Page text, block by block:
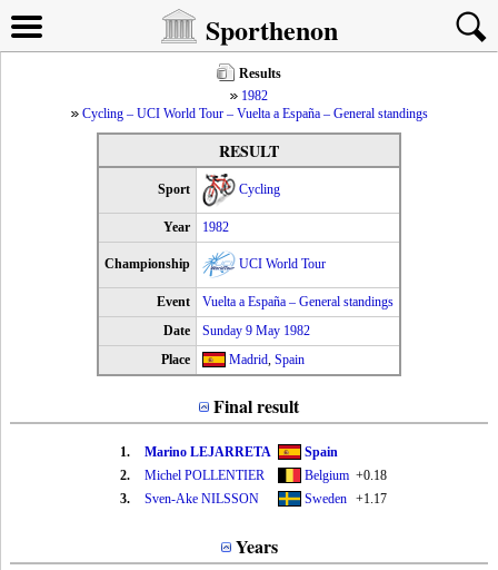
Sporthenon
Results
1982
Cycling – UCI World Tour – Vuelta a España – General standings
RESULT
Sport Cycling
Year 1982
Championship UCI World Tour
Event
Vuelta a España – General standings
Date
Sunday 9 May 1982
Place
Madrid, Spain
Final result
1. Marino LEJARRETA
Spain
2.
Michel POLLENTIER Belgium +0.18
3.
Sven-Ake NILSSON Sweden +1.17
Years